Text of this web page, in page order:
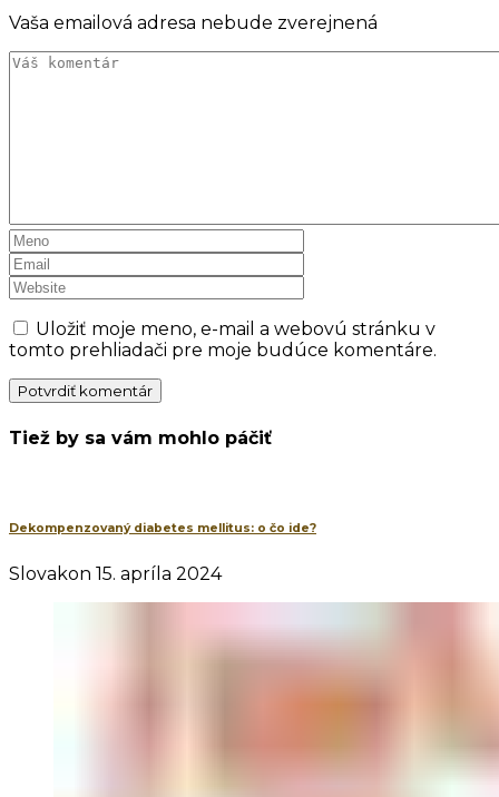
Vaša emailová adresa nebude zverejnená
Uložiť moje meno, e-mail a webovú stránku v
tomto prehliadači pre moje budúce komentáre.
Tiež by sa vám mohlo páčiť
Dekompenzovaný diabetes mellitus: o čo ide?
Slovakon 15. apríla 2024